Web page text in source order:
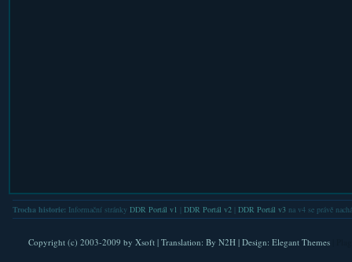
Trocha historie: Informační stránky DDR Portál v1 DDR Portál v2| DDR Portál v3na v4 se právě
Copyright (c) 2003-2009 by Xsoft| Translation: By N2H| Design: Elegant Themes